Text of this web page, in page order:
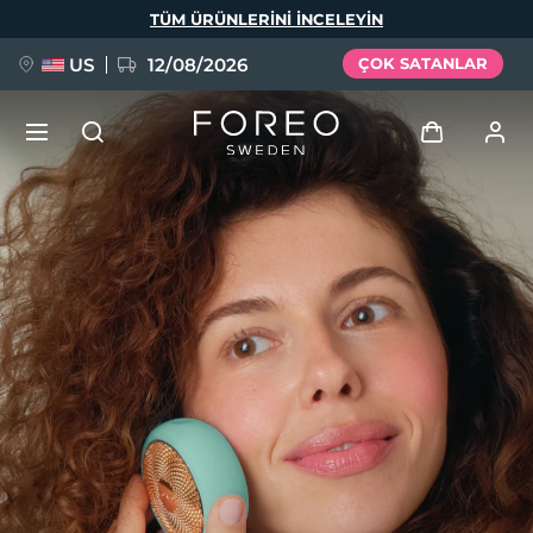
TÜM ÜRÜNLERINI INCELEYIN
US 12/08/2026 ÇOK SATANLAR
Giriş
Kullanici profi̇li̇
Cihazlarım
Siparişlerim
Adresim
Aboneliklerim
YENİ
FAQ™ Pure Beauty-Tech Elixir
BREAKING NEWS
issa™ Teeth Whitening Set
Dil Seçimi
English Deutsch
Español
Français
Italiano
Português
Polski
Svenska
Русский
Türkçe
简体中文 繁體中文